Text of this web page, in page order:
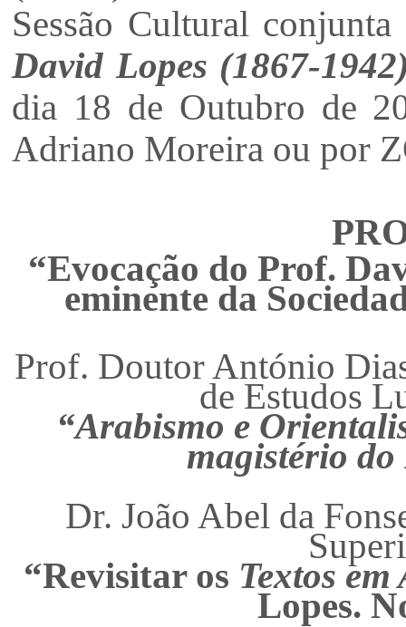
Sessão Cultural
David Lopes (1867-
dia 18 de Outubro de
Adriano Moreira ou por
“Evocação do Prof.
eminente da
Prof. Doutor António
de Estudos
“Arabismo e
magistério
Dr. João Abel da
“Revisitar os Textos
Lopes.